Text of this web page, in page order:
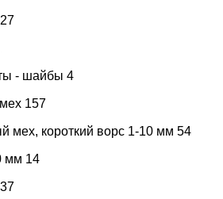
27
- шайбы 4
157
мех, короткий ворс 1-10 мм 54
мм 14
37